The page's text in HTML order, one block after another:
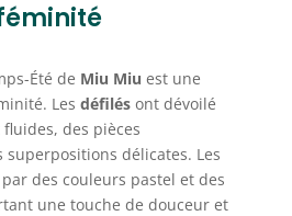
Été de Miu Miu est une
Les défilésont dévoilé
des pièces
délicates. Les
des couleurs pastel et des
une touche de douceur et